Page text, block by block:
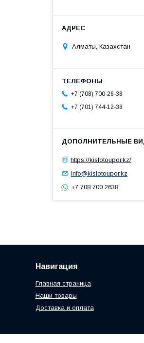
Алматы, Казахстан
+7 (708) 700-26-38
+7 (701) 744-12-38
https://kislotoupor.kz/
info@kislotoupor.kz
+7 708 700 2638
Навигация
Главная страница
Наши товары
Доставка и оплата